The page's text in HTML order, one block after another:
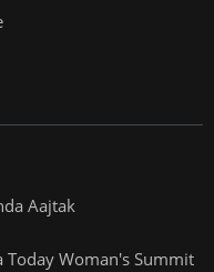
Aajtak
Today Woman's Summit